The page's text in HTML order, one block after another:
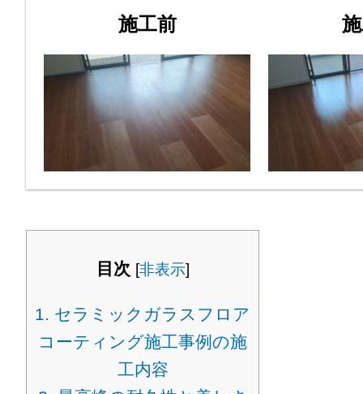
施工前
目次 [非表示]
1. セラミックガラスフロア
コーティング施工事例の施
工内容